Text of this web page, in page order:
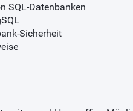
SQL-Datenbanken
Sicherheit